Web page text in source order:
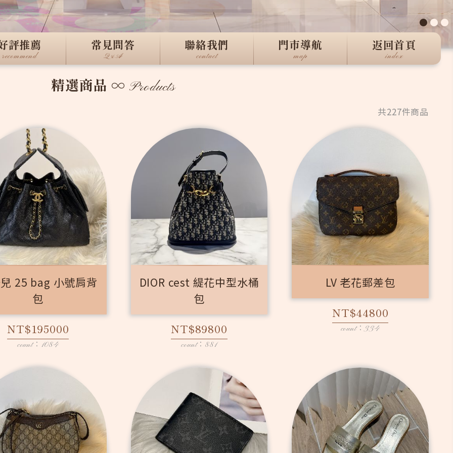
●● ●
評推薦
recommend
常見問答
Q&A
聯絡我們
contact
門市導航
map
返回首頁
index
精選商品 ∞Products
共227件商品
25 bag 小號肩背
包
NT$195000
count：1084
DIOR cest 緹花中型水桶
包
NT$89800
count：881
LV 老花郵差包
NT$44800
count：334